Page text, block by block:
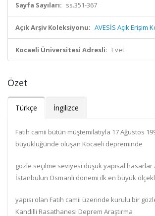
Sayfa Sayıları: ss.351-367
Açık Arşiv Koleksiyonu: AVESİS Açık Erişim
Kocaeli Üniversitesi Adresli: Evet
Özet
Türkçe İngilizce
Fatih camii bütün müştemilatıyla 17 Ağustos
büyüklüğünde oluşan Kocaeli depreminde
gözle seçilme seviyesi düşük yapısal hasarlar
İstanbulun Osmanlı dönemi ilk en büyük
yapısı olan Fatih camii üzerinde kurulu bir
Kandilli Rasathanesi Deprem Araştırma